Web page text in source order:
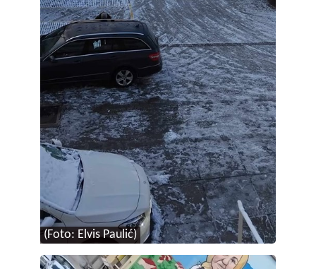
(Foto: Elvis Paulić)